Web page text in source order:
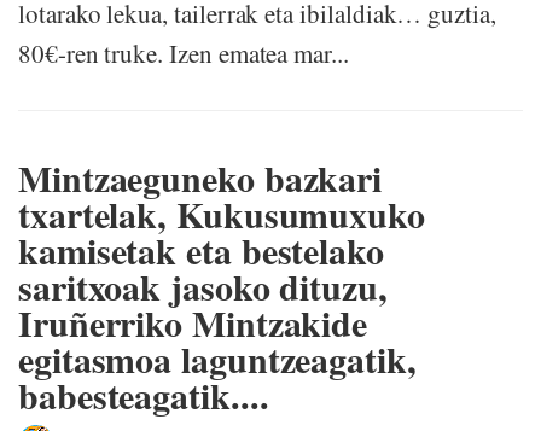
lotarako lekua, tailerrak eta ibilaldiak… guztia,
80€-ren truke. Izen ematea mar...
Mintzaeguneko bazkari
txartelak, Kukusumuxuko
kamisetak eta bestelako
saritxoak jasoko dituzu,
Iruñerriko Mintzakide
egitasmoa laguntzeagatik,
babesteagatik....